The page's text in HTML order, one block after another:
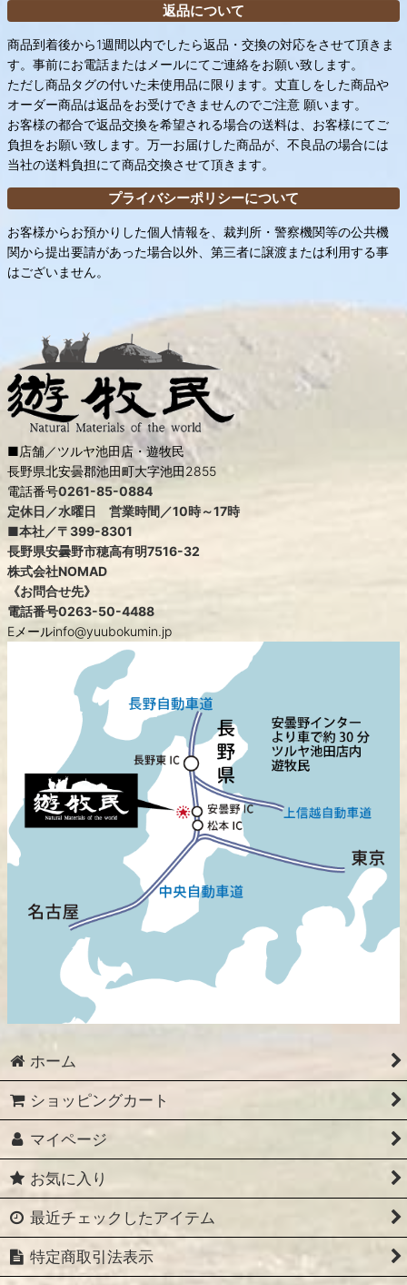
返品について
商品到着後から1週間以内でしたら返品・交換の対応をさせて頂きま
す。事前にお電話またはメールにてご連絡をお願い致します。
ただし商品タグの付いた未使用品に限ります。丈直しをした商品や
オーダー商品は返品をお受けできませんのでご注意 願います。
お客様の都合で返品交換を希望される場合の送料は、お客様にてご
負担をお願い致します。万一お届けした商品が、不良品の場合には
当社の送料負担にて商品交換させて頂きます。
プライバシーポリシーについて
お客様からお預かりした個人情報を、裁判所・警察機関等の公共機
関から提出要請があった場合以外、第三者に譲渡または利用する事
はございません。
■店舗／ツルヤ池田店・遊牧民
長野県北安曇郡池田町大字池田2855
電話番号0261-85-0884
定休日／水曜日 営業時間／10時～17時
■本社／〒399-8301
長野県安曇野市穂高有明7516-32
株式会社NOMAD
《お問合せ先》
電話番号0263-50-4488
Eメールinfo@yuubokumin.jp
ホーム
ショッピングカート
マイページ
お気に入り
最近チェックしたアイテム
特定商取引法表示